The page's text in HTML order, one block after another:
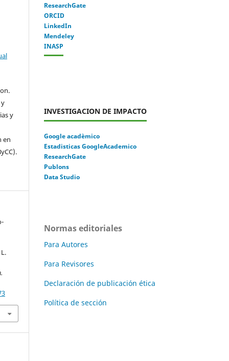
y
en
ResearchGate
ORCID
LinkedIn
Mendeley
INASP
INVESTIGACION DE IMPACTO
Google acadèmico
Estadisticas GoogleAcademico
ResearchGate
Publons
Data Studio
Normas editoriales
Para Autores
Para Revisores
Declaración de publicación ética
Política de sección